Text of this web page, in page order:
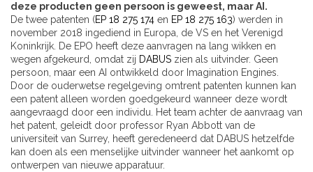
deze producten geen persoon is geweest, maar AI.
De twee patenten (EP 18 275 174 en EP 18 275 163) werden in
november 2018 ingediend in Europa, de VS en het Verenigd
Koninkrijk. De EPO heeft deze aanvragen na lang wikken en
wegen afgekeurd, omdat zij DABUS zien als uitvinder. Geen
persoon, maar een AI ontwikkeld door Imagination Engines.
Door de ouderwetse regelgeving omtrent patenten kunnen kan
een patent alleen worden goedgekeurd wanneer deze wordt
aangevraagd door een individu. Het team achter de aanvraag van
het patent, geleidt door professor Ryan Abbott van de
universiteit van Surrey, heeft geredeneerd dat DABUS hetzelfde
kan doen als een menselijke uitvinder wanneer het aankomt op
ontwerpen van nieuwe apparatuur.